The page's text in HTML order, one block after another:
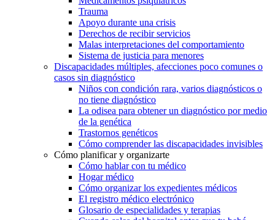
Trauma
Apoyo durante una crisis
Derechos de recibir servicios
Malas interpretaciones del comportamiento
Sistema de justicia para menores
Discapacidades múltiples, afecciones poco comunes o
casos sin diagnóstico
Niños con condición rara, varios diagnósticos o
no tiene diagnóstico
La odisea para obtener un diagnóstico por medio
de la genética
Trastornos genéticos
Cómo comprender las discapacidades invisibles
Cómo planificar y organizarte
Cómo hablar con tu médico
Hogar médico
Cómo organizar los expedientes médicos
El registro médico electrónico
Glosario de especialidades y terapias